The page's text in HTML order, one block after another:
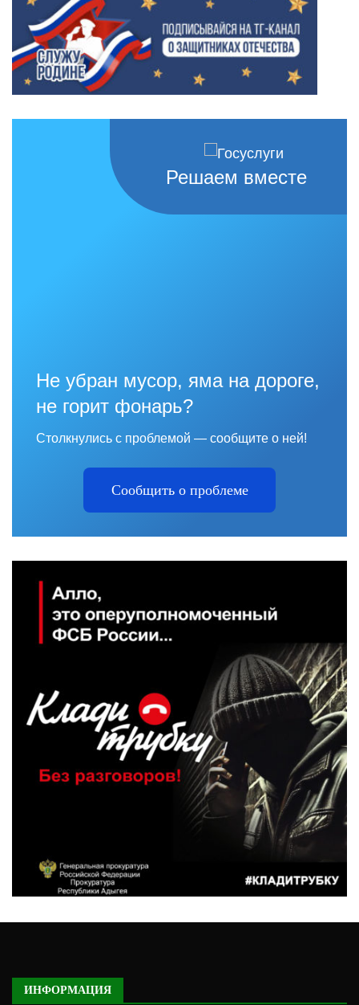
Решаем вместе
Не убран мусор, яма на дороге,
не горит фонарь?
Столкнулись с проблемой — сообщите о ней!
Сообщить о проблеме
ИНФОРМАЦИЯ